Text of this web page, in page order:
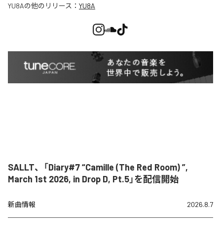
YU8Aの他のリリース： YU8A
SALLT、「Diary#7 “Camille (The Red Room) ”,
March 1st 2026, in Drop D, Pt.5」を配信開始
新曲情報 2026.8.7